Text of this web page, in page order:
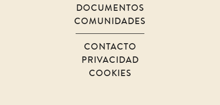
DOCUMENTOS
COMUNIDADES
CONTACTO
PRIVACIDAD
COOKIES